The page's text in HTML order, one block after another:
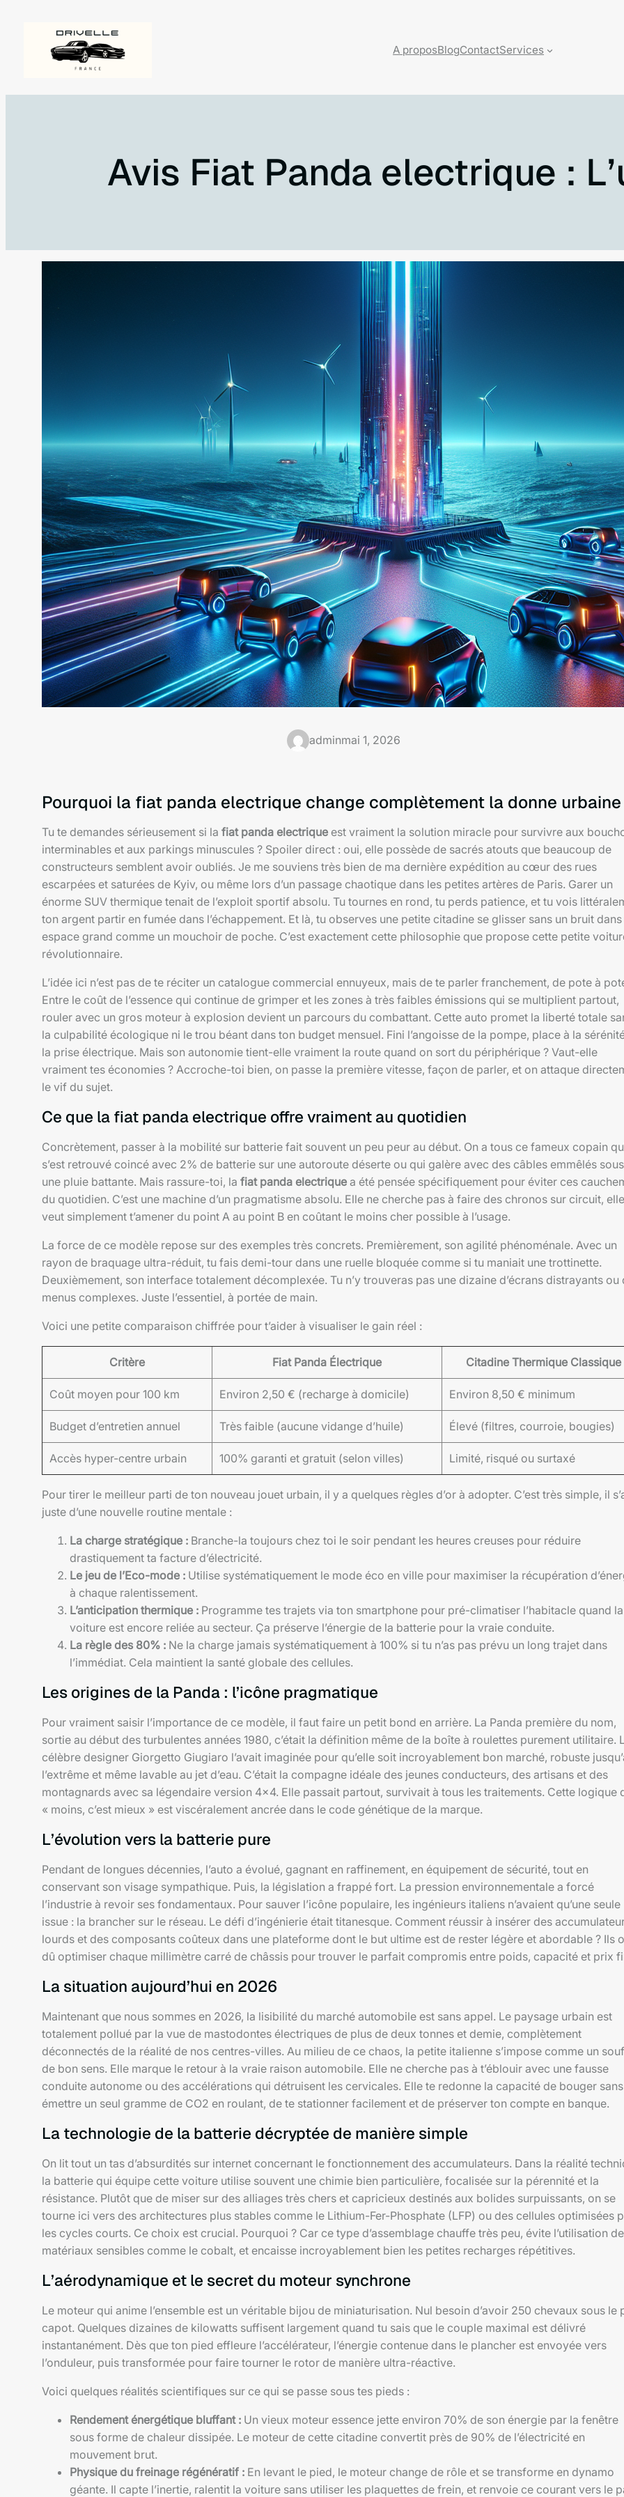
A proposBlogContactServices
Avis Fiat Panda electrique :
adminmai 1, 2026
Pourquoi la fiat panda electrique change complètement la donne urbaine
Tu te demandes sérieusement si la fiat panda electrique est vraiment la solution miracle pour survivre aux
interminables et aux parkings minuscules ? Spoiler direct : oui, elle possède de sacrés atouts que beaucoup de
constructeurs semblent avoir oubliés. Je me souviens très bien de ma dernière expédition au cœur des rues
escarpées et saturées de Kyiv, ou même lors d’un passage chaotique dans les petites artères de Paris. Garer un
énorme SUV thermique tenait de l’exploit sportif absolu. Tu tournes en rond, tu perds patience, et tu vois
ton argent partir en fumée dans l’échappement. Et là, tu observes une petite citadine se glisser sans un bruit dans
espace grand comme un mouchoir de poche. C’est exactement cette philosophie que propose cette petite
révolutionnaire.
L’idée ici n’est pas de te réciter un catalogue commercial ennuyeux, mais de te parler franchement, de pote à
Entre le coût de l’essence qui continue de grimper et les zones à très faibles émissions qui se multiplient partout,
rouler avec un gros moteur à explosion devient un parcours du combattant. Cette auto promet la liberté totale
la culpabilité écologique ni le trou béant dans ton budget mensuel. Fini l’angoisse de la pompe, place à la
la prise électrique. Mais son autonomie tient-elle vraiment la route quand on sort du périphérique ? Vaut-elle
vraiment tes économies ? Accroche-toi bien, on passe la première vitesse, façon de parler, et on attaque
le vif du sujet.
Ce que la fiat panda electrique offre vraiment au quotidien
Concrètement, passer à la mobilité sur batterie fait souvent un peu peur au début. On a tous ce fameux copain
s’est retrouvé coincé avec 2% de batterie sur une autoroute déserte ou qui galère avec des câbles emmêlés sous
une pluie battante. Mais rassure-toi, la fiat panda electrique a été pensée spécifiquement pour éviter ces
du quotidien. C’est une machine d’un pragmatisme absolu. Elle ne cherche pas à faire des chronos sur circuit, elle
veut simplement t’amener du point A au point B en coûtant le moins cher possible à l’usage.
La force de ce modèle repose sur des exemples très concrets. Premièrement, son agilité phénoménale. Avec un
rayon de braquage ultra-réduit, tu fais demi-tour dans une ruelle bloquée comme si tu maniait une trottinette.
Deuxièmement, son interface totalement décomplexée. Tu n’y trouveras pas une dizaine d’écrans distrayants ou
menus complexes. Juste l’essentiel, à portée de main.
Voici une petite comparaison chiffrée pour t’aider à visualiser le gain réel :
Critère Fiat Panda Électrique Citadine Thermique Classique
Coût moyen pour 100 km Environ 2,50 € (recharge à domicile) Environ 8,50 € minimum
Budget d’entretien annuel Très faible (aucune vidange d’huile) Élevé (filtres, courroie, bougies)
Accès hyper-centre urbain 100% garanti et gratuit (selon villes) Limité, risqué ou surtaxé
Pour tirer le meilleur parti de ton nouveau jouet urbain, il y a quelques règles d’or à adopter. C’est très simple, il
juste d’une nouvelle routine mentale :
La charge stratégique : Branche-la toujours chez toi le soir pendant les heures creuses pour réduire
drastiquement ta facture d’électricité.
Le jeu de l’Eco-mode : Utilise systématiquement le mode éco en ville pour maximiser la récupération
à chaque ralentissement.
L’anticipation thermique : Programme tes trajets via ton smartphone pour pré-climatiser l’habitacle quand la
voiture est encore reliée au secteur. Ça préserve l’énergie de la batterie pour la vraie conduite.
La règle des 80% : Ne la charge jamais systématiquement à 100% si tu n’as pas prévu un long trajet dans
l’immédiat. Cela maintient la santé globale des cellules.
Les origines de la Panda : l’icône pragmatique
Pour vraiment saisir l’importance de ce modèle, il faut faire un petit bond en arrière. La Panda première du nom,
sortie au début des turbulentes années 1980, c’était la définition même de la boîte à roulettes purement utilitaire.
célèbre designer Giorgetto Giugiaro l’avait imaginée pour qu’elle soit incroyablement bon marché, robuste
l’extrême et même lavable au jet d’eau. C’était la compagne idéale des jeunes conducteurs, des artisans et des
montagnards avec sa légendaire version 4×4. Elle passait partout, survivait à tous les traitements. Cette logique
« moins, c’est mieux » est viscéralement ancrée dans le code génétique de la marque.
L’évolution vers la batterie pure
Pendant de longues décennies, l’auto a évolué, gagnant en raffinement, en équipement de sécurité, tout en
conservant son visage sympathique. Puis, la législation a frappé fort. La pression environnementale a forcé
l’industrie à revoir ses fondamentaux. Pour sauver l’icône populaire, les ingénieurs italiens n’avaient qu’une seule
issue : la brancher sur le réseau. Le défi d’ingénierie était titanesque. Comment réussir à insérer des
lourds et des composants coûteux dans une plateforme dont le but ultime est de rester légère et abordable ? Ils
dû optimiser chaque millimètre carré de châssis pour trouver le parfait compromis entre poids, capacité et prix
La situation aujourd’hui en 2026
Maintenant que nous sommes en 2026, la lisibilité du marché automobile est sans appel. Le paysage urbain est
totalement pollué par la vue de mastodontes électriques de plus de deux tonnes et demie, complètement
déconnectés de la réalité de nos centres-villes. Au milieu de ce chaos, la petite italienne s’impose comme un
de bon sens. Elle marque le retour à la vraie raison automobile. Elle ne cherche pas à t’éblouir avec une fausse
conduite autonome ou des accélérations qui détruisent les cervicales. Elle te redonne la capacité de bouger sans
émettre un seul gramme de CO2 en roulant, de te stationner facilement et de préserver ton compte en banque.
La technologie de la batterie décryptée de manière simple
On lit tout un tas d’absurdités sur internet concernant le fonctionnement des accumulateurs. Dans la réalité
la batterie qui équipe cette voiture utilise souvent une chimie bien particulière, focalisée sur la pérennité et la
résistance. Plutôt que de miser sur des alliages très chers et capricieux destinés aux bolides surpuissants, on se
tourne ici vers des architectures plus stables comme le Lithium-Fer-Phosphate (LFP) ou des cellules optimisées
les cycles courts. Ce choix est crucial. Pourquoi ? Car ce type d’assemblage chauffe très peu, évite l’utilisation de
matériaux sensibles comme le cobalt, et encaisse incroyablement bien les petites recharges répétitives.
L’aérodynamique et le secret du moteur synchrone
Le moteur qui anime l’ensemble est un véritable bijou de miniaturisation. Nul besoin d’avoir 250 chevaux sous le
capot. Quelques dizaines de kilowatts suffisent largement quand tu sais que le couple maximal est délivré
instantanément. Dès que ton pied effleure l’accélérateur, l’énergie contenue dans le plancher est envoyée vers
l’onduleur, puis transformée pour faire tourner le rotor de manière ultra-réactive.
Voici quelques réalités scientifiques sur ce qui se passe sous tes pieds :
Rendement énergétique bluffant : Un vieux moteur essence jette environ 70% de son énergie par la fenêtre
sous forme de chaleur dissipée. Le moteur de cette citadine convertit près de 90% de l’électricité en
mouvement brut.
Physique du freinage régénératif : En levant le pied, le moteur change de rôle et se transforme en dynamo
géante. Il capte l’inertie, ralentit la voiture sans utiliser les plaquettes de frein, et renvoie ce courant vers le